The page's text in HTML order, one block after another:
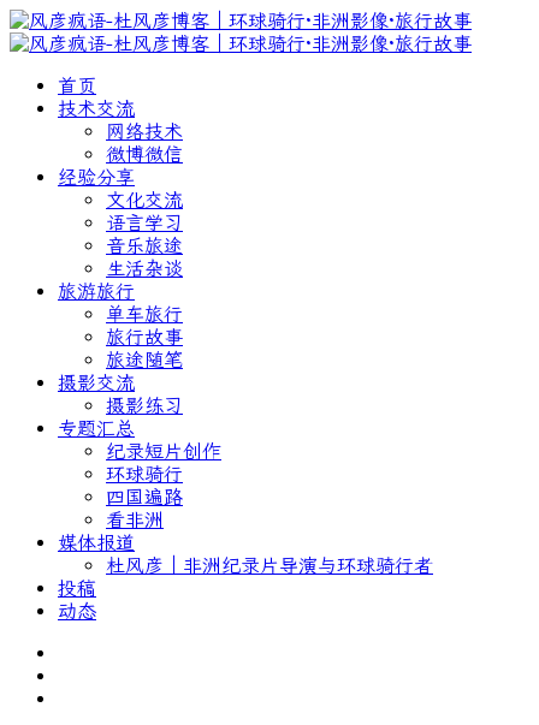
首页
技术交流
网络技术
微博微信
经验分享
文化交流
语言学习
音乐旅途
生活杂谈
旅游旅行
单车旅行
旅行故事
旅途随笔
摄影交流
摄影练习
专题汇总
纪录短片创作
环球骑行
四国遍路
看非洲
媒体报道
杜风彦｜非洲纪录片导演与环球骑行者
投稿
动态